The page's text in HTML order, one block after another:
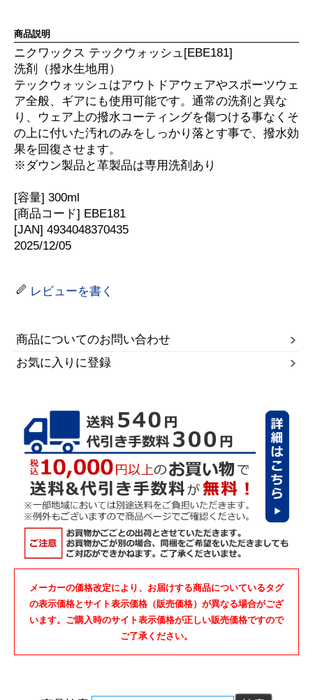
商品説明
ニクワックス テックウォッシュ[EBE181]
洗剤（撥水生地用）
テックウォッシュはアウトドアウェアやスポーツウェ
ア全般、ギアにも使用可能です。通常の洗剤と異な
り、ウェア上の撥水コーティングを傷つける事なくそ
の上に付いた汚れのみをしっかり落とす事で、撥水効
果を回復させます。
※ダウン製品と革製品は専用洗剤あり
[容量] 300ml
[商品コード] EBE181
[JAN] 4934048370435
2025/12/05
レビューを書く
商品についてのお問い合わせ
お気に入りに登録
メーカーの価格改定により、お届けする商品についているタグ
の表示価格とサイト表示価格（販売価格）が異なる場合がござ
います。ご購入時のサイト表示価格が正しい販売価格ですので
ご了承ください。